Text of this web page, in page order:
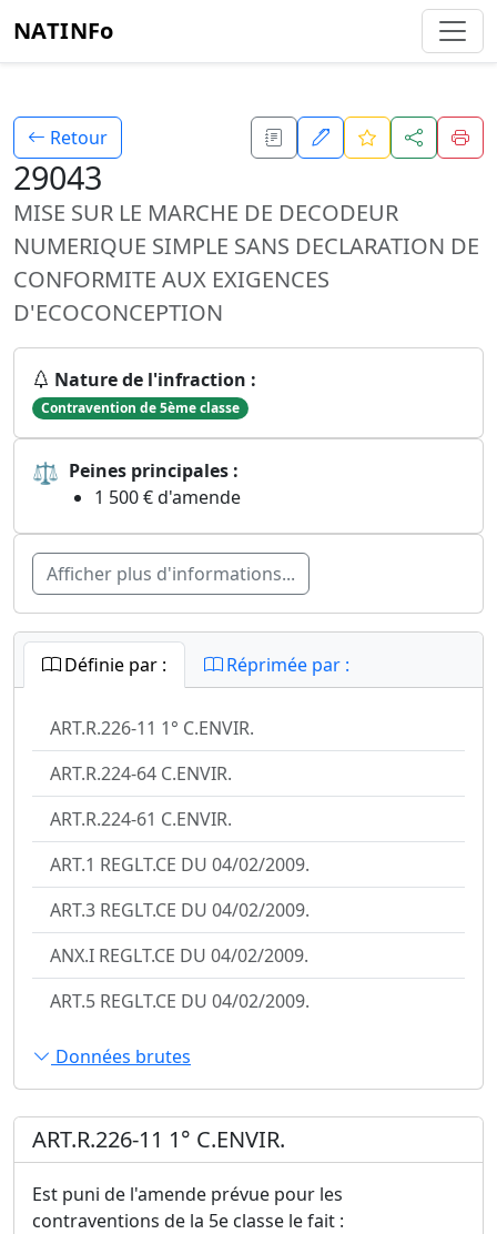
NATINFo
Retour
29043
MISE SUR LE MARCHE DE DECODEUR
NUMERIQUE SIMPLE SANS DECLARATION DE
CONFORMITE AUX EXIGENCES
D'ECOCONCEPTION
Nature de l'infraction :
Contravention de 5ème classe
⚖ Peines principales :
1 500 € d'amende
Afficher plus d'informations...
Définie par : Réprimée par :
ART.R.226-11 1° C.ENVIR.
ART.R.224-64 C.ENVIR.
ART.R.224-61 C.ENVIR.
ART.1 REGLT.CE DU 04/02/2009.
ART.3 REGLT.CE DU 04/02/2009.
ANX.I REGLT.CE DU 04/02/2009.
ART.5 REGLT.CE DU 04/02/2009.
Données brutes
ART.R.226-11 1° C.ENVIR.
Est puni de l'amende prévue pour les
contraventions de la 5e classe le fait :